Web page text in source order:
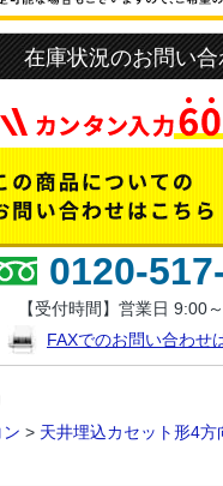
在庫状況のお問い合
0120-
【受付時間】営業日 9:00
FAXでのお問い合わせ
> 天井埋込カセット形4方